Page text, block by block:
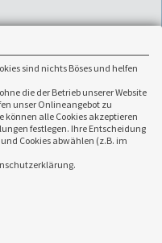
sind nichts Böses und helfen
die der Betrieb unserer Website
unser Onlineangebot zu
können alle Cookies akzeptieren
festlegen. Ihre Entscheidung
Cookies abwählen (z.B. im